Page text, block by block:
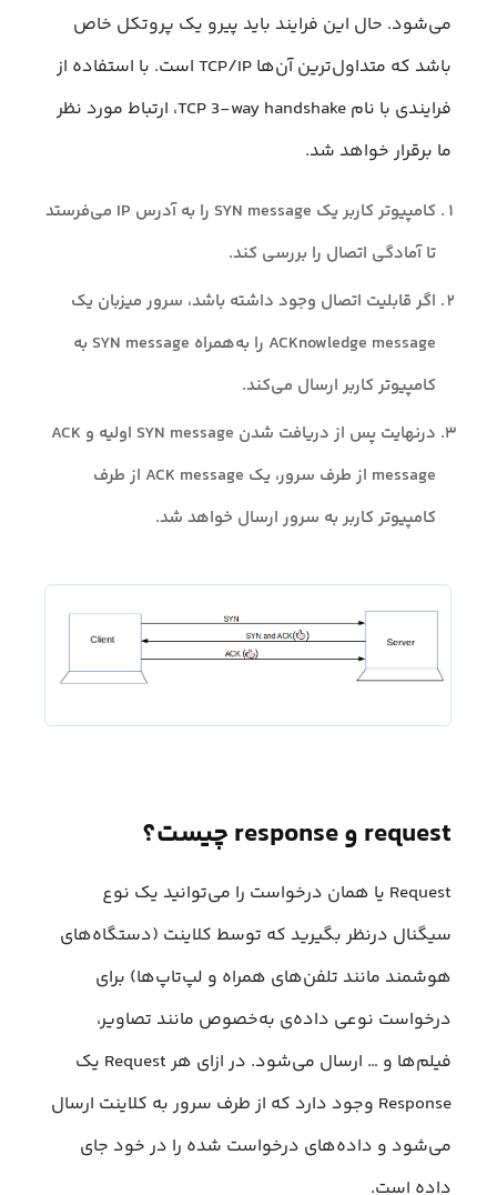
می‌شود. حال این فرایند باید پیرو یک پروتکل خاص
باشد که متداول‌ترین آن‌ها TCP/IP است. با استفاده از
فرایندی با نام TCP 3-way handshake، ارتباط مورد نظر
ما برقرار خواهد شد.
کامپیوتر کاربر یک SYN message را به آدرس IP می‌فرستد
تا آمادگی اتصال را بررسی کند.
اگر قابلیت اتصال وجود داشته باشد، سرور میزبان یک
ACKnowledge message را به‌همراه SYN message به
کامپیوتر کاربر ارسال می‌کند.
درنهایت پس از دریافت شدن SYN message اولیه و ACK
message از طرف سرور، یک ACK message از طرف
کامپیوتر کاربر به سرور ارسال خواهد شد.
request و response چیست؟
Request یا همان درخواست‌ را می‌توانید یک نوع
سیگنال درنظر بگیرید که توسط کلاینت‌ (دستگاه‌های
هوشمند مانند تلفن‌های همراه و لپ‌تاپ‌ها) برای
درخواست نوعی داده‌ی به‌خصوص مانند تصاویر،
فیلم‌ها و … ارسال می‌شود. در ازای هر Request یک
Response وجود دارد که از طرف سرور به کلاینت ارسال
می‌شود و داده‌های درخواست شده را در خود جای
داده است.